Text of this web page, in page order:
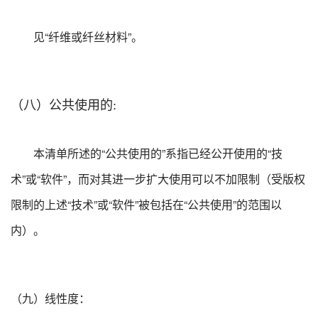
见“纤维或纤丝材料”。
（八）公共使用的:
本清单所述的“公共使用的”系指已经公开使用的“技
术”或“软件”，而对其进一步扩大使用可以不加限制（受版权
限制的上述“技术”或“软件”被包括在“公共使用”的范围以
内）。
（九）线性度：